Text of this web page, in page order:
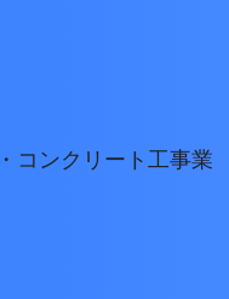
コンクリート工事業